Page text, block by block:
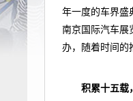
年一度的车界盛
南京国际汽车展
办，随着时间的
积累十五载